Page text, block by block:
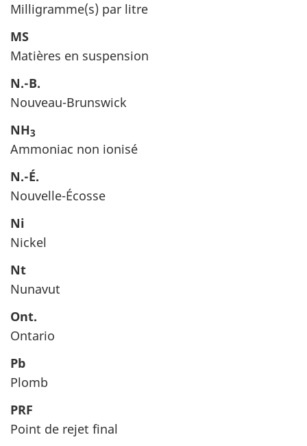
Milligramme(s) par litre
MS
Matières en suspension
N.-B.
Nouveau-Brunswick
NH3
Ammoniac non ionisé
N.-É.
Nouvelle-Écosse
Ni
Nickel
Nt
Nunavut
Ont.
Ontario
Pb
Plomb
PRF
Point de rejet final